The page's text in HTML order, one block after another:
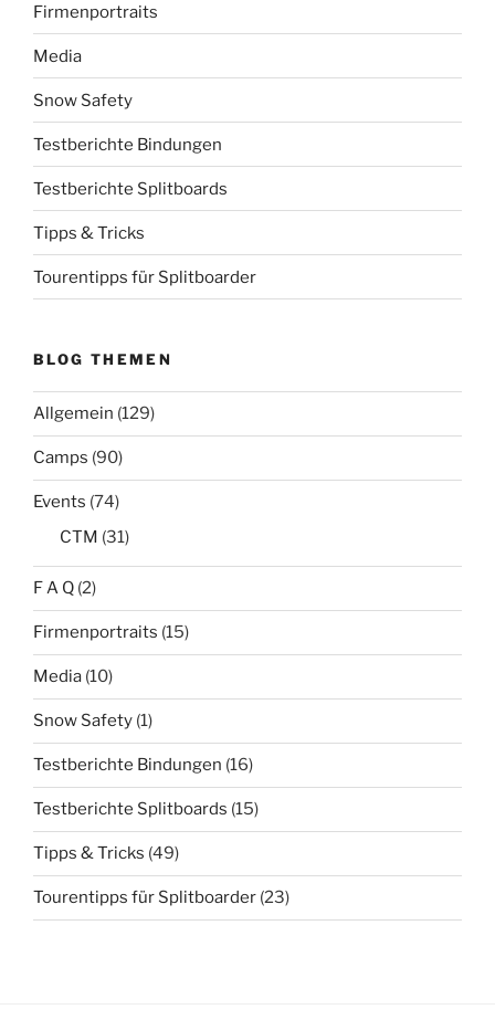
Firmenportraits
Media
Snow Safety
Testberichte Bindungen
Testberichte Splitboards
Tipps & Tricks
Tourentipps für Splitboarder
BLOG THEMEN
Allgemein (129)
Camps (90)
Events (74)
CTM (31)
F A Q (2)
Firmenportraits (15)
Media (10)
Snow Safety (1)
Testberichte Bindungen (16)
Testberichte Splitboards (15)
Tipps & Tricks (49)
Tourentipps für Splitboarder (23)